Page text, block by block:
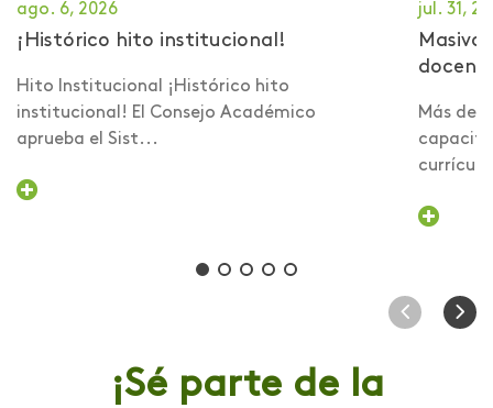
ago. 6, 2026
¡Histórico hito institucional!
Hito Institucional ¡Histórico hito
institucional! El Consejo Académico
aprueba el Sist...
jul. 31,
Más de
¡Sé parte de la